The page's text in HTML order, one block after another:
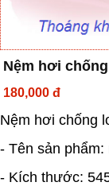
Nệm hơi
180,000 đ
Nệm hơi chống
- Tên sản
- Kích thước: